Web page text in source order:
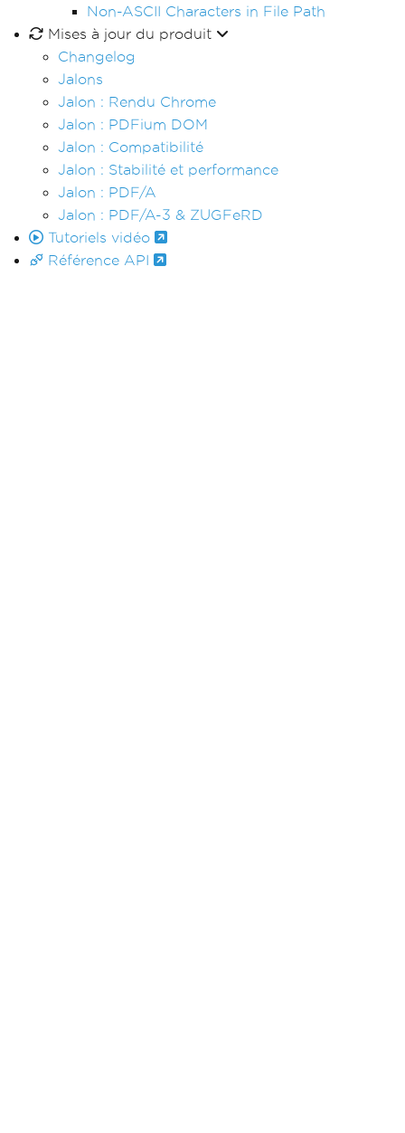
Non-ASCII Characters in File Path
Mises à jour du produit
Changelog
Jalons
Jalon : Rendu Chrome
Jalon : PDFium DOM
Jalon : Compatibilité
Jalon : Stabilité et performance
Jalon : PDF/A
Jalon : PDF/A-3 & ZUGFeRD
Tutoriels vidéo
Référence API